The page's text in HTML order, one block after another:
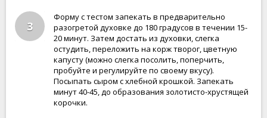
3
Форму с тестом запекать в предварительно
разогретой духовке до 180 градусов в течении 15-
20 минут. Затем достать из духовки, слегка
остудить, переложить на корж творог, цветную
капусту (можно слегка посолить, поперчить,
пробуйте и регулируйте по своему вкусу).
Посыпать сыром с хлебной крошкой. Запекать
минут 40-45, до образования золотисто-хрустящей
корочки.